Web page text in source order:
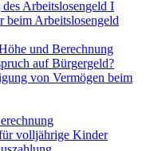
Arbeitslosengeld I
beim Arbeitslosengeld
und Berechnung
auf Bürgergeld?
von Vermögen beim
volljährige Kinder